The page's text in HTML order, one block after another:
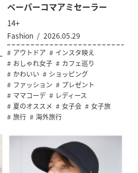
ペーパーコマアミセーラー
14+
Fashion 2026.05.29
アウトドア
インスタ映え
おしゃれ女子
カフェ巡り
かわいい
ショッピング
ファッション
プレゼント
ママコーデ
レディース
夏のオススメ
女子会
女子旅
旅行
海外旅行